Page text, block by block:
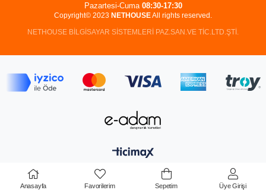
Copyright© 2023 NETHOUSEAll rights reserved.
NETHOUSE BİLGİSAYAR SİSTEMLERİ PAZ.SAN.VE TİC.LTD.ŞTİ.
Pazartesi-Cuma 08:30-17:30
Anasayfa Favorilerim Sepetim Üye Girişi